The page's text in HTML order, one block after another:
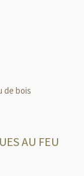
de bois
AU FEU